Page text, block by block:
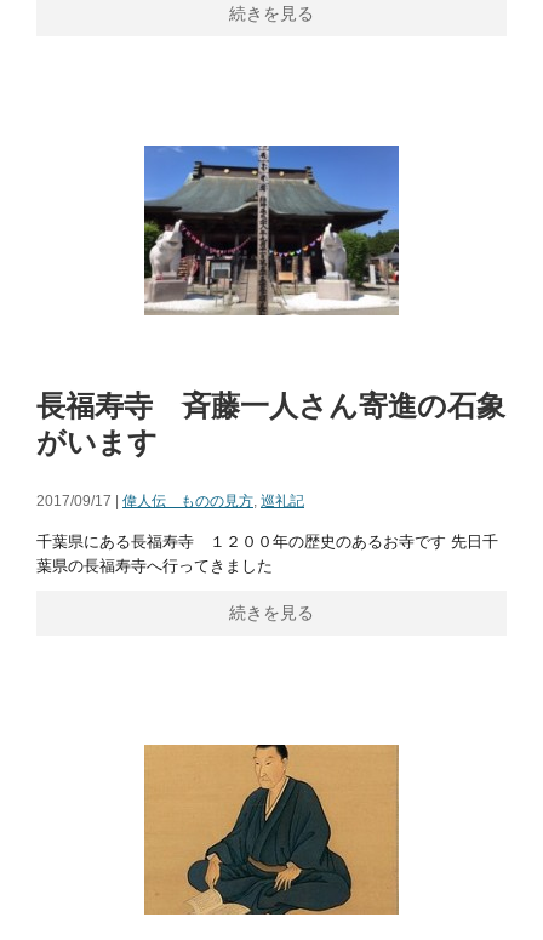
続きを見る
長福寿寺 斉藤一人さん寄進の石象
がいます
2017/09/17 | 偉人伝 ものの見方 巡礼記
千葉県にある長福寿寺 １２００年の歴史のあるお寺です 先日千
葉県の長福寿寺へ行ってきました
続きを見る